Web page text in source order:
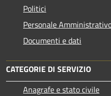
Politici
Personale
Documenti e dati
CATEGORIE DI SERVIZIO
Anagrafe e stato civile